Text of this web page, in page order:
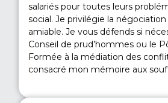
EN SAVOIR
salariés pour toutes leurs
social. Je privilégie la négociation
amiable. Je vous défends si
Conseil de prud’hommes ou le
Formée à la médiation des
consacré mon mémoire aux